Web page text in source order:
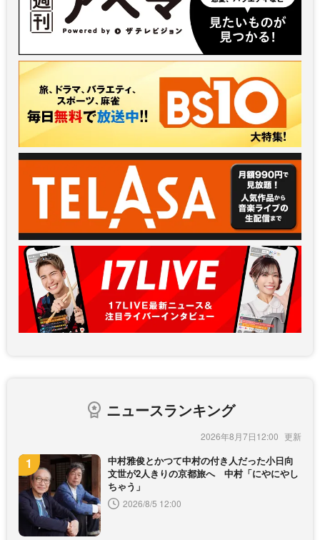
ニュースランキング
2026年8月7日12:00
中村雅俊とかつて中村の付き人だった小日向
文世が2人きりの京都旅へ 中村「にやにやし
ちゃう」
2026/8/5 12:00